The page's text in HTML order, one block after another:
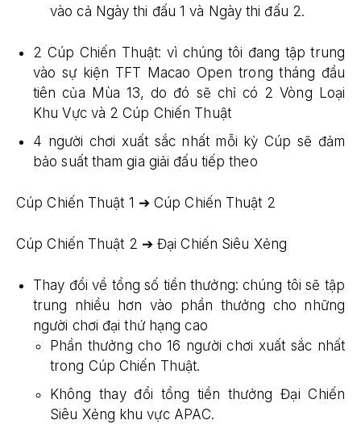
vào cả Ngày thi đấu 1 và Ngày thi đấu 2.
2 Cúp Chiến Thuật: vì chúng tôi đang tập trung
vào sự kiện TFT Macao Open trong tháng đầu
tiên của Mùa 13, do đó sẽ chỉ có 2 Vòng Loại
Khu Vực và 2 Cúp Chiến Thuật
4 người chơi xuất sắc nhất mỗi kỳ Cúp sẽ đảm
bảo suất tham gia giải đấu tiếp theo
Cúp Chiến Thuật 1 ➔ Cúp Chiến Thuật 2
Cúp Chiến Thuật 2 ➔ Đại Chiến Siêu Xẻng
Thay đổi về tổng số tiền thưởng: chúng tôi sẽ tập
trung nhiều hơn vào phần thưởng cho những
người chơi đại thứ hạng cao
Phần thưởng cho 16 người chơi xuất sắc nhất
trong Cúp Chiến Thuật.
Không thay đổi tổng tiền thưởng Đại Chiến
Siêu Xẻng khu vực APAC.